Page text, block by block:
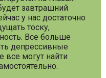
завтрашний
у нас достаточно
тоску,
Все больше
депрессивные
все могут найти